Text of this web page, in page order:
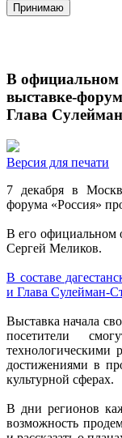
Принимаю
В официальном
выставке-
Глава
Версия для печати
7 декабря в
форума «Россия»
В его официальном
Сергей Меликов.
В составе
и Глава Сулейман-
Выставка начала
посетители
технологическими
достижениями в
культурной сферах.
В дни регионов
возможность